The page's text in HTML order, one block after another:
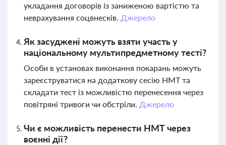
укладання договорів із заниженою вартістю та
неврахування соцвнесків. Джерело
Як засуджені можуть взяти участь у
національному мультипредметному тесті?
Особи в установах виконання покарань можуть
зареєструватися на додаткову сесію НМТ та
складати тест із можливістю перенесення через
повітряні тривоги чи обстріли. Джерело
Чи є можливість перенести НМТ через
воєнні дії?